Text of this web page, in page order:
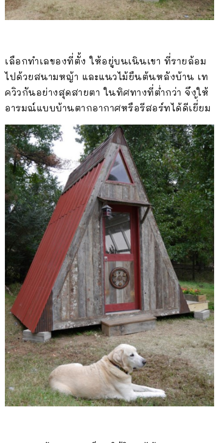
เลือกทำเลของที่ตั้ง ให้อยู่บนเนินเขา ที่รายล้อม
ไปด้วยสนามหญ้า และแนวไม้ยืนต้นหลังบ้าน เท
ควิวกันอย่างสุดสายตา ในทิศทางที่ต่ำกว่า จึงให้
อารมณ์แบบบ้านตากอากาศหรือรีสอร์ทได้ดีเยี่้ยม